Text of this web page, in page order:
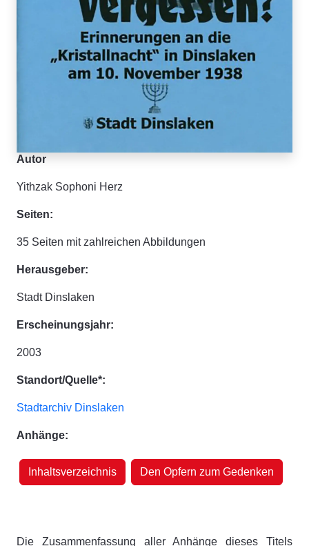
Autor
Yithzak Sophoni Herz
Seiten:
35 Seiten mit zahlreichen Abbildungen
Herausgeber:
Stadt Dinslaken
Erscheinungsjahr:
2003
Standort/Quelle*:
Stadtarchiv Dinslaken
Anhänge:
Inhaltsverzeichnis Den Opfern zum Gedenken
Die Zusammenfassung aller Anhänge dieses Titels